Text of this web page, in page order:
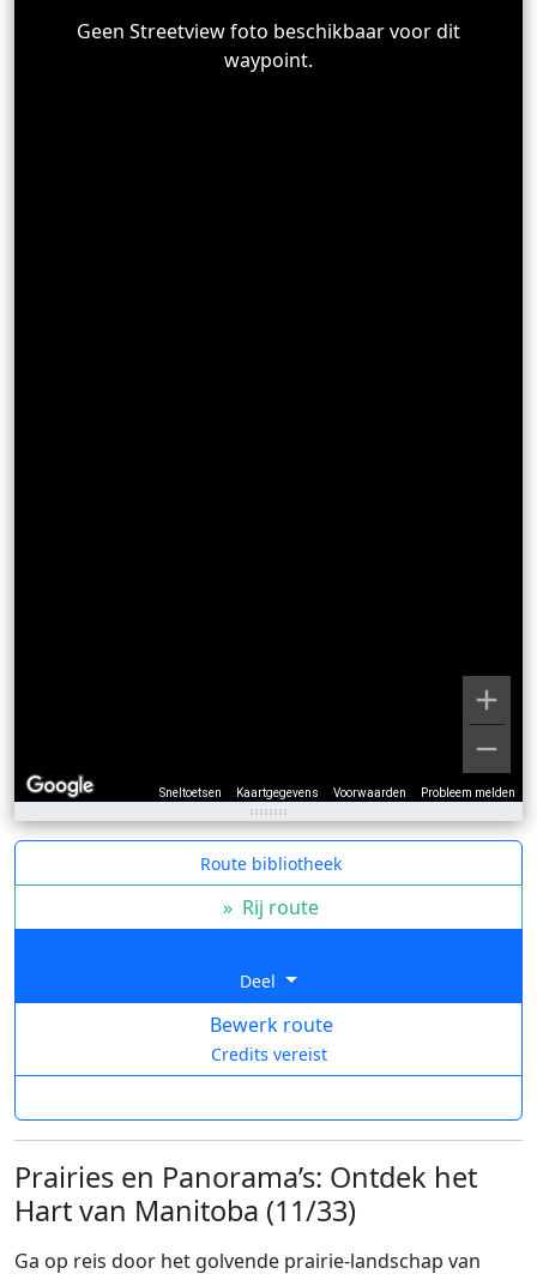
Sneltoetsen Kaartgegevens Voorwaarden Probleem melden
Geen Streetview foto beschikbaar voor dit
waypoint.
Route bibliotheek
» Rij route
Deel
Bewerk route
Credits vereist
Prairies en Panorama’s: Ontdek het
Hart van Manitoba (11/33)
Ga op reis door het golvende prairie-landschap van